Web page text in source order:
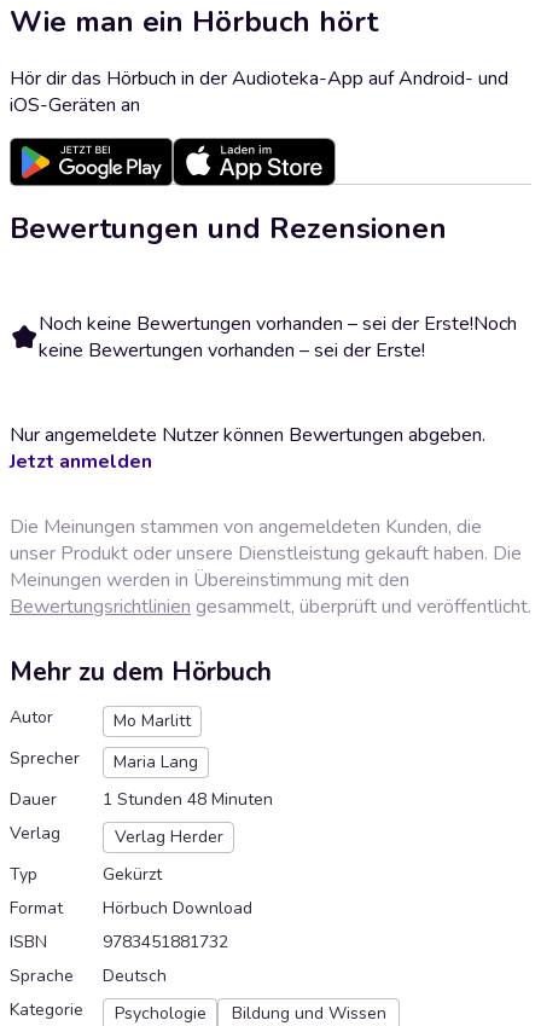
Wie man ein Hörbuch hört
Hör dir das Hörbuch in der Audioteka-App auf Android- und
iOS-Geräten an
Bewertungen und Rezensionen
Noch keine Bewertungen vorhanden – sei der Erste!Noch
keine Bewertungen vorhanden – sei der Erste!
Nur angemeldete Nutzer können Bewertungen abgeben.
Jetzt anmelden
Die Meinungen stammen von angemeldeten Kunden, die
unser Produkt oder unsere Dienstleistung gekauft haben. Die
Meinungen werden in Übereinstimmung mit den
Bewertungsrichtlinien gesammelt, überprüft und veröffentlicht.
Mehr zu dem Hörbuch
Autor
Mo Marlitt
Sprecher
Maria Lang
Dauer
1 Stunden 48 Minuten
Verlag
Verlag Herder
Typ
Gekürzt
Format
Hörbuch Download
ISBN
9783451881732
Sprache
Deutsch
Kategorie
Psychologie Bildung und Wissen